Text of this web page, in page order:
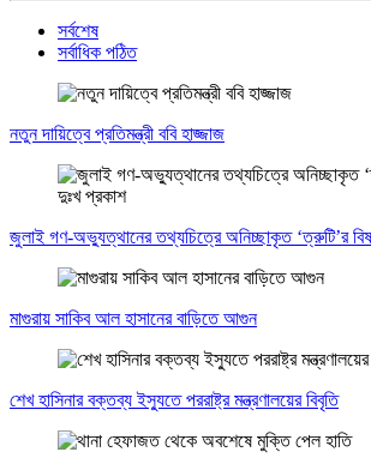
সর্বশেষ
সর্বাধিক পঠিত
নতুন দায়িত্বে প্রতিমন্ত্রী ববি হাজ্জাজ
জুলাই গণ-অভ্যুত্থানের তথ্যচিত্রে অনিচ্ছাকৃত ‘ত্রুটি’র
মাগুরায় সাকিব আল হাসানের বাড়িতে আগুন
শেখ হাসিনার বক্তব্য ইস্যুতে পররাষ্ট্র মন্ত্রণালয়ের বিবৃতি